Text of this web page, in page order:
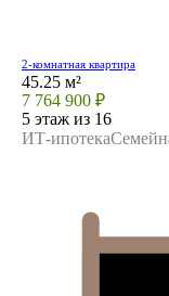
2-комнатная квартира
45.25 м²
7 764 900 ₽
5 этаж из 16
ИТ-ипотека